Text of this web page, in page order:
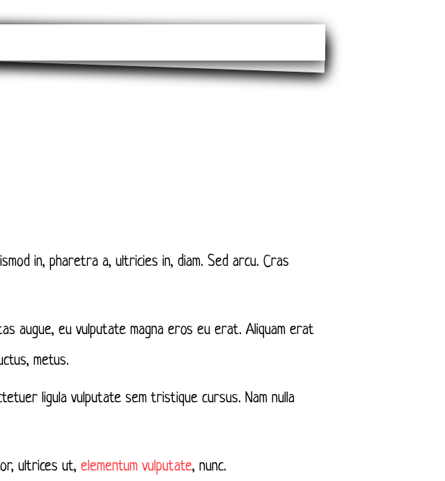
in, pharetra a, ultricies in, diam. Sed arcu. Cras
augue, eu vulputate magna eros eu erat. Aliquam erat
metus.
ligula vulputate sem tristique cursus. Nam nulla
ultrices ut, elementum vulputate, nunc.